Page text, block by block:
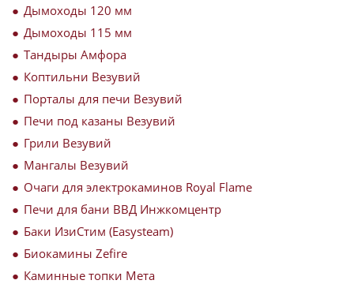
Дымоходы 120 мм
Дымоходы 115 мм
Тандыры Амфора
Коптильни Везувий
Порталы для печи Везувий
Печи под казаны Везувий
Грили Везувий
Мангалы Везувий
Очаги для электрокаминов Royal Flame
Печи для бани ВВД Инжкомцентр
Баки ИзиСтим (Easysteam)
Биокамины Zefire
Каминные топки Мета